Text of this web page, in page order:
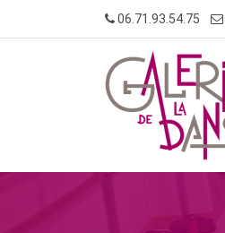
06.71.93.54.75